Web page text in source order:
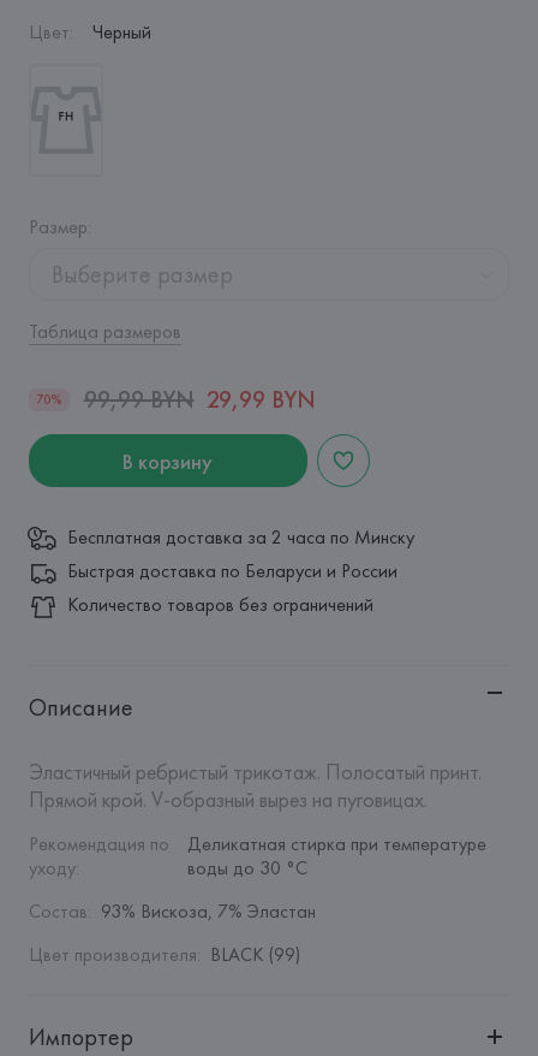
Цвет: Черный
Размер:
Выберите размер
Таблица размеров
70% 99,99 BYN 29,99 BYN
В корзину
Бесплатная доставка за 2 часа по Минску
Быстрая доставка по Беларуси и России
Количество товаров без ограничений
Описание
Эластичный ребристый трикотаж. Полосатый принт.
Прямой крой. V-образный вырез на пуговицах.
Рекомендация по
уходу:
Деликатная стирка при температуре
воды до 30 °C
Состав: 93% Вискоза, 7% Эластан
Цвет производителя: BLACK (99)
Импортер